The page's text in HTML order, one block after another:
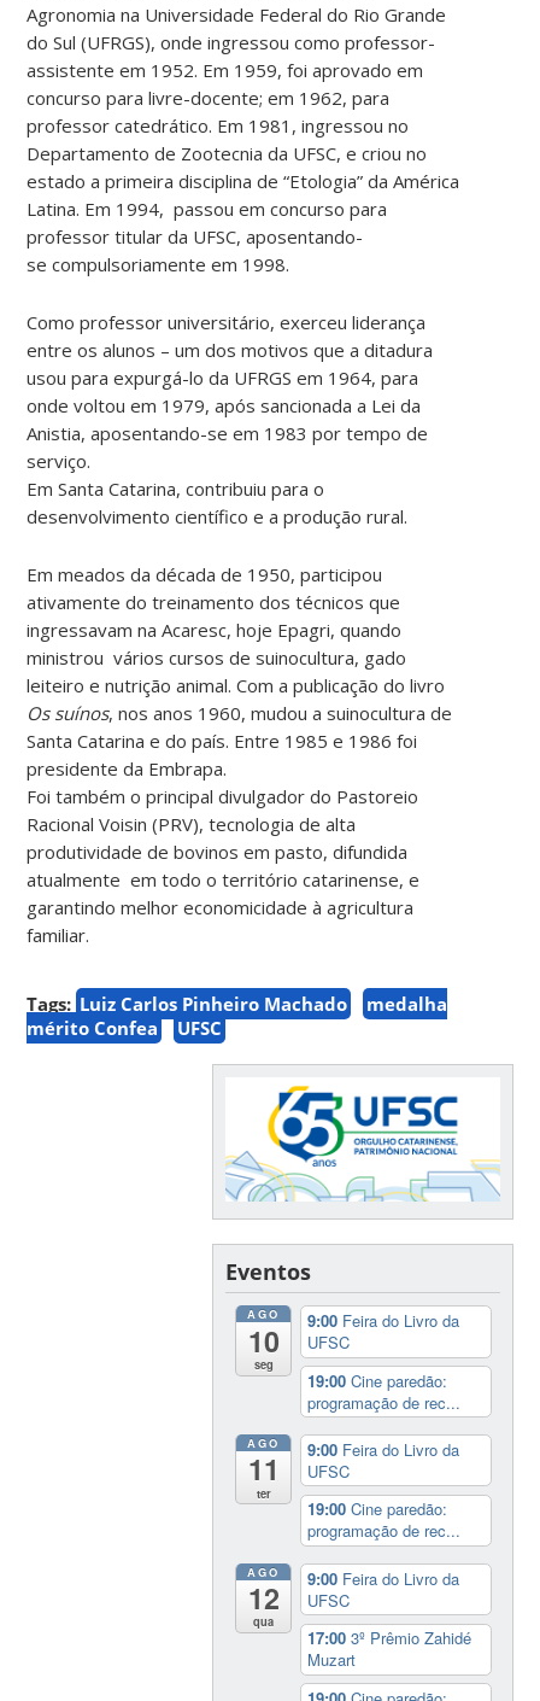
Agronomia na Universidade Federal do Rio Grande
do Sul (UFRGS), onde ingressou como professor-
assistente em 1952. Em 1959, foi aprovado em
concurso para livre-docente; em 1962, para
professor catedrático. Em 1981, ingressou no
Departamento de Zootecnia da UFSC, e criou no
estado a primeira disciplina de “Etologia” da América
Latina. Em 1994, passou em concurso para
professor titular da UFSC, aposentando-
se compulsoriamente em 1998.
Como professor universitário, exerceu liderança
entre os alunos – um dos motivos que a ditadura
usou para expurgá-lo da UFRGS em 1964, para
onde voltou em 1979, após sancionada a Lei da
Anistia, aposentando-se em 1983 por tempo de
serviço.
Em Santa Catarina, contribuiu para o
desenvolvimento científico e a produção rural.
Em meados da década de 1950, participou
ativamente do treinamento dos técnicos que
ingressavam na Acaresc, hoje Epagri, quando
ministrou vários cursos de suinocultura, gado
leiteiro e nutrição animal. Com a publicação do livro
Os suínos, nos anos 1960, mudou a suinocultura de
Santa Catarina e do país. Entre 1985 e 1986 foi
presidente da Embrapa.
Foi também o principal divulgador do Pastoreio
Racional Voisin (PRV), tecnologia de alta
produtividade de bovinos em pasto, difundida
atualmente em todo o território catarinense, e
garantindo melhor economicidade à agricultura
familiar.
Tags: Luiz Carlos Pinheiro Machado
medalha
mérito Confea
UFSC
Eventos
AGO
10
seg
9:00 Feira do Livro da
UFSC
19:00Cine paredão:
programação de rec...
AGO
11
ter
9:00 Feira do Livro da
UFSC
19:00Cine paredão:
programação de rec...
AGO
12
qua
9:00 Feira do Livro da
UFSC
17:003º Prêmio Zahidé
Muzart